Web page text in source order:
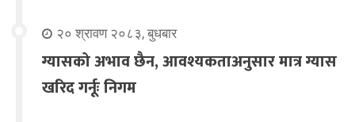
२० श्रावण २०८३, बुधबार
ग्यासको अभाव छैन, आवश्यकताअनुसार मात्र ग्यास
खरिद गर्नूः निगम